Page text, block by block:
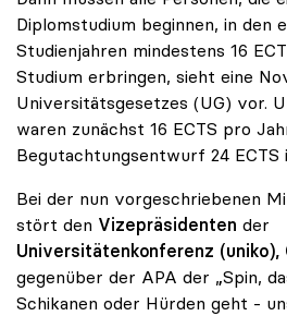
Diplomstudium beginnen, in den
Studienjahren mindestens 16
Studium erbringen, sieht eine
Universitätsgesetzes (UG) vor.
waren zunächst 16 ECTS pro
Begutachtungsentwurf 24 ECTS
Bei der nun vorgeschriebenen
stört den Vizepräsidenten der
Universitätenkonferenz (uniko),
gegenüber der APA der „Spin,
Schikanen oder Hürden geht -